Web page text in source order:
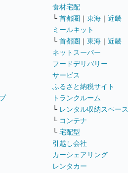
食材宅配
└ 首都圏 ｜ 東海 ｜ 近畿
ミールキット
└ 首都圏 ｜ 東海 ｜ 近畿
ネットスーパー
フードデリバリー
サービス
ふるさと納税サイト
トランクルーム
└ レンタル収納スペース
└ コンテナ
└ 宅配型
引越し会社
カーシェアリング
レンタカー